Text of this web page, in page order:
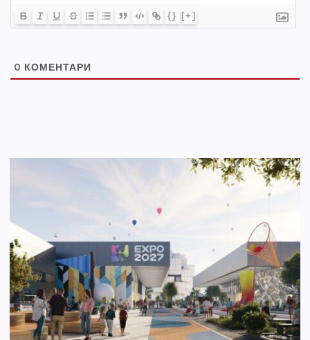
{} [+]
0 КОМЕНТАРИ